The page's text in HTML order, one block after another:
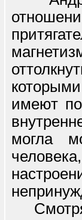
имеют
могла
Смотря